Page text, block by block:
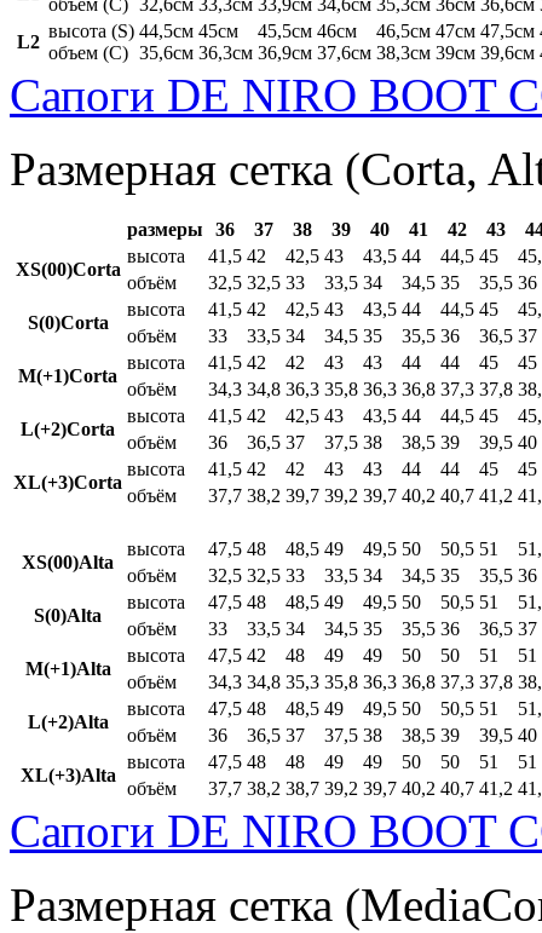
объем (C) 32,6см 33,3см 33,9см 34,6см 35,3см 36см 36,6см
L2
высота (S)
объем (C)
44,5см
35,6см
45см
36,3см
45,5см
36,9см
46см
37,6см
46,5см
38,3см
47см
39см
47,5см
39,6см
Сапоги DE NIRO BOOT
Размерная сетка (Corta,
размеры 36 37 38 39 40 41 42 43
XS(00)Corta
высота 41,5 42 42,5 43 43,5 44 44,5 45
объём
32,5 32,5 33 33,5 34 34,5 35 35,5 36
S(0)Corta
высота 41,5 42 42,5 43 43,5 44 44,5 45
объём
33 33,5 34 34,5 35 35,5 36 36,5 37
M(+1)Corta
высота 41,5 42 42 43 43 44 44 45
45
объём
34,3 34,8 36,3 35,8 36,3 36,8 37,3 37,8
L(+2)Corta
высота 41,5 42 42,5 43 43,5 44 44,5 45
объём
36 36,5 37 37,5 38 38,5 39 39,5 40
XL(+3)Corta
высота 41,5 42 42 43 43 44 44 45
45
объём
37,7 38,2 39,7 39,2 39,7 40,2 40,7 41,2
XS(00)Alta
высота 47,5 48 48,5 49 49,5 50 50,5 51
объём
32,5 32,5 33 33,5 34 34,5 35 35,5 36
S(0)Alta
высота 47,5 48 48,5 49 49,5 50 50,5 51
объём
33 33,5 34 34,5 35 35,5 36 36,5 37
M(+1)Alta
высота 47,5 42 48 49 49 50 50 51
51
объём
34,3 34,8 35,3 35,8 36,3 36,8 37,3 37,8
L(+2)Alta
высота 47,5 48 48,5 49 49,5 50 50,5 51
объём
36 36,5 37 37,5 38 38,5 39 39,5 40
XL(+3)Alta
высота 47,5 48 48 49 49 50 50 51
51
объём
37,7 38,2 38,7 39,2 39,7 40,2 40,7 41,2
Сапоги DE NIRO BOOT
Размерная сетка